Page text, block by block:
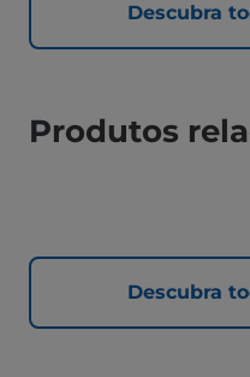
Descubra
Produtos
Descubra